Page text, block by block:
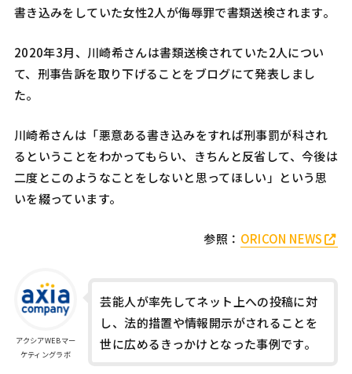
書き込みをしていた女性2人が侮辱罪で書類送検されます。
2020年3月、川崎希さんは書類送検されていた2人につい
て、刑事告訴を取り下げることをブログにて発表しまし
た。
川崎希さんは「悪意ある書き込みをすれば刑事罰が科され
るということをわかってもらい、きちんと反省して、今後は
二度とこのようなことをしないと思ってほしい」という思
いを綴っています。
参照： ORICON NEWS
アクシアWEBマー
ケティングラボ
芸能人が率先してネット上への投稿に対
し、法的措置や情報開示がされることを
世に広めるきっかけとなった事例です。